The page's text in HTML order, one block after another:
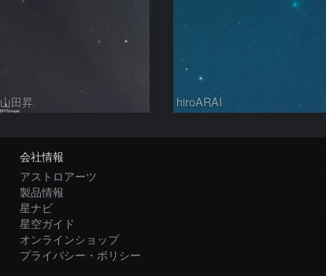
山田昇 hiroARAI
会社情報
アストロアーツ
製品情報
星ナビ
星空ガイド
オンラインショップ
プライバシー・ポリシー